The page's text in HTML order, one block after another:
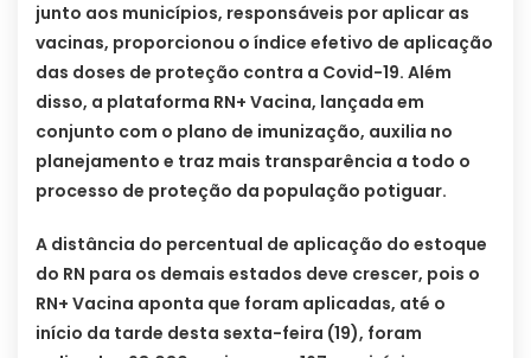
junto aos municípios, responsáveis por aplicar as
vacinas, proporcionou o índice efetivo de aplicação
das doses de proteção contra a Covid-19. Além
disso, a plataforma RN+ Vacina, lançada em
conjunto com o plano de imunização, auxilia no
planejamento e traz mais transparência a todo o
processo de proteção da população potiguar.
A distância do percentual de aplicação do estoque
do RN para os demais estados deve crescer, pois o
RN+ Vacina aponta que foram aplicadas, até o
início da tarde desta sexta-feira (19), foram